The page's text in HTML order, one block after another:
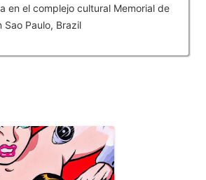
en el complejo cultural Memorial de
Sao Paulo, Brazil